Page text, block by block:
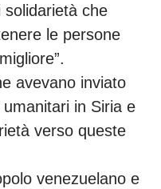
solidarietà che
le persone
avevano inviato
in Siria e
verso queste
venezuelano e